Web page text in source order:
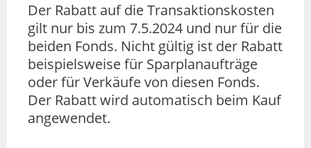
Der Rabatt auf die Transaktionskosten
gilt nur bis zum 7.5.2024 und nur für die
beiden Fonds. Nicht gültig ist der Rabatt
beispielsweise für Sparplanaufträge
oder für Verkäufe von diesen Fonds.
Der Rabatt wird automatisch beim Kauf
angewendet.